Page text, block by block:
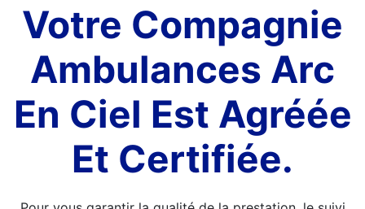
Votre Compagnie
Ambulances Arc
En Ciel Est Agréée
Et Certifiée.